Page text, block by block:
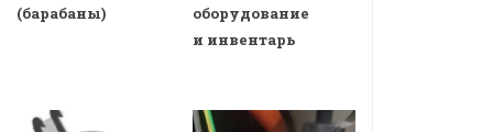
(барабаны)
оборудование
и инвентарь